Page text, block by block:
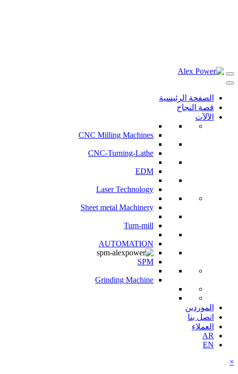
الصفحة الرئيسية
قصة النجاح
الآلآت
CNC Milling Machines
CNC-Turning-Lathe
EDM
Laser Technology
Sheet metal Machinery
Turn-mill
AUTOMATION
SPM
Grinding Machine
الموردين
اتصل بنا
العملاء
AR
EN
×